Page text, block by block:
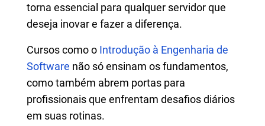
torna essencial para qualquer servidor que
deseja inovar e fazer a diferença.
Cursos como o Introdução à Engenharia de
Software não só ensinam os fundamentos,
como também abrem portas para
profissionais que enfrentam desafios diários
em suas rotinas.